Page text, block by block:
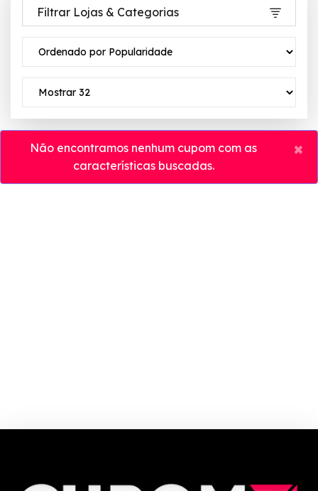
Filtrar Lojas & Categorias
Não encontramos nenhum cupom com as
características buscadas.
×